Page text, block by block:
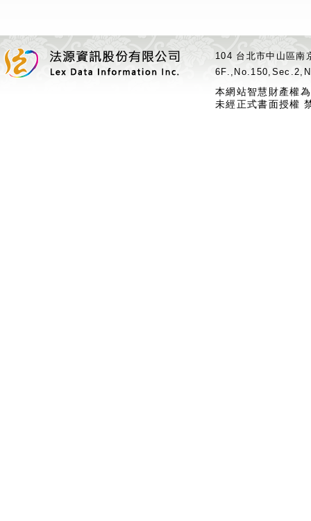
104 台北市中山區
本網站智慧財產權
未經正式書面授權